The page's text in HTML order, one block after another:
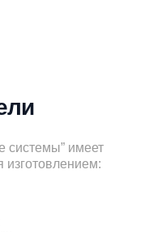
системы” имеет
изготовлением: